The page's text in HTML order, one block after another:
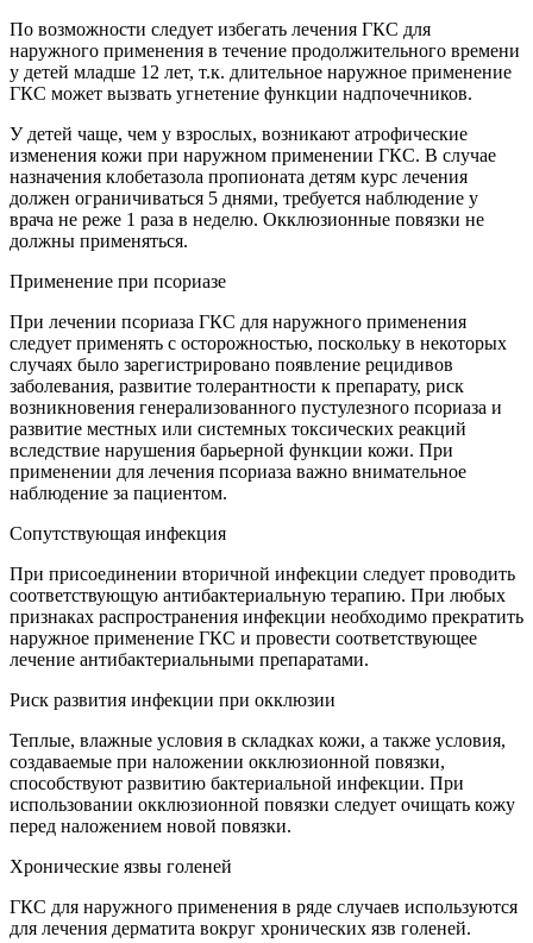
По возможности следует избегать лечения ГКС для
наружного применения в течение продолжительного времени
у детей младше 12 лет, т.к. длительное наружное применение
ГКС может вызвать угнетение функции надпочечников.
У детей чаще, чем у взрослых, возникают атрофические
изменения кожи при наружном применении ГКС. В случае
назначения клобетазола пропионата детям курс лечения
должен ограничиваться 5 днями, требуется наблюдение у
врача не реже 1 раза в неделю. Окклюзионные повязки не
должны применяться.
Применение при псориазе
При лечении псориаза ГКС для наружного применения
следует применять с осторожностью, поскольку в некоторых
случаях было зарегистрировано появление рецидивов
заболевания, развитие толерантности к препарату, риск
возникновения генерализованного пустулезного псориаза и
развитие местных или системных токсических реакций
вследствие нарушения барьерной функции кожи. При
применении для лечения псориаза важно внимательное
наблюдение за пациентом.
Сопутствующая инфекция
При присоединении вторичной инфекции следует проводить
соответствующую антибактериальную терапию. При любых
признаках распространения инфекции необходимо прекратить
наружное применение ГКС и провести соответствующее
лечение антибактериальными препаратами.
Риск развития инфекции при окклюзии
Теплые, влажные условия в складках кожи, а также условия,
создаваемые при наложении окклюзионной повязки,
способствуют развитию бактериальной инфекции. При
использовании окклюзионной повязки следует очищать кожу
перед наложением новой повязки.
Хронические язвы голеней
ГКС для наружного применения в ряде случаев используются
для лечения дерматита вокруг хронических язв голеней.